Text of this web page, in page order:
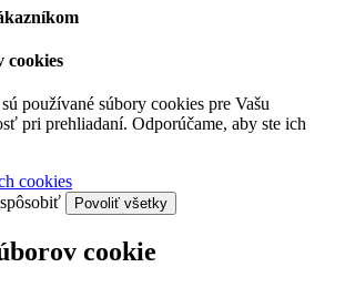
cookies
používané súbory cookies pre Vašu
pri prehliadaní. Odporúčame, aby ste ich
cookies
Povoliť všetky
cookie